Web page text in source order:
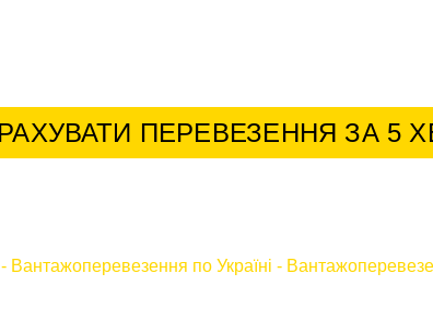
ПЕРЕВЕЗЕННЯ ЗА 5
- Вантажоперевезення по Україні -